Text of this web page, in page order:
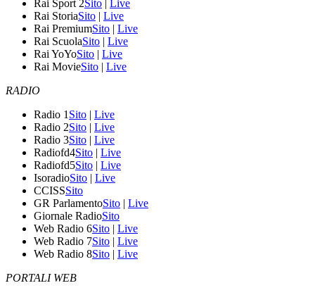
Rai Sport 2Sito | Live
Rai StoriaSito | Live
Rai PremiumSito | Live
Rai ScuolaSito | Live
Rai YoYoSito | Live
Rai MovieSito | Live
RADIO
Radio 1 Sito | Live
Radio 2Sito | Live
Radio 3Sito | Live
Radiofd4Sito | Live
Radiofd5Sito | Live
IsoradioSito | Live
CCISSSito
GR ParlamentoSito | Live
Giornale RadioSito
Web Radio 6Sito | Live
Web Radio 7Sito | Live
Web Radio 8Sito | Live
PORTALI WEB